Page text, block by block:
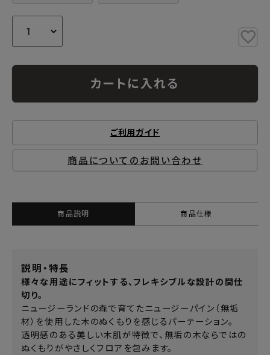
カートに入れる
ご利用ガイド
商品についてのお問い合わせ
商品説明 商品仕様
説明・特長
様々な用途にフィットする、フレキシブルな設計の間仕
切り。
ニュージーランドの森で育てたニュージーパイン（無垢
材）を使用した木のぬくもりを感じるパーテーション。
透明感のある美しい木肌が特徴で、無垢の木ならではの
ぬくもりがやさしくフロアを包みます。